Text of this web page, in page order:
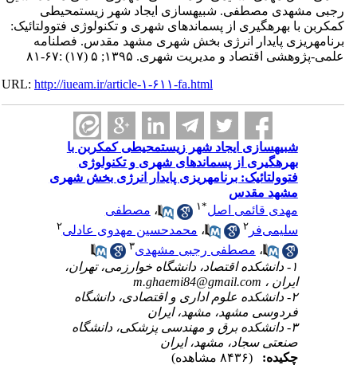
رجبی مشهدی مصطفی. شبیه‎سازی ایجاد شهر زیست‎محیطی
کم‎کربن با بهره‎گیری از پسماندهای شهری و تکنولوژی فتوولتائیک:
برنامه‎ریزی پایدار انرژی بخش شهری مشهد مقدس. فصلنامه
علمی-پژوهشی اقتصاد و مدیریت شهری. ۱۳۹۵; ۵ (۱۷) :۶۷-۸۱
URL:http://iueam.ir/article-۱-۶۱۱-fa.html
شبیه‎سازی ایجاد شهر زیست‎محیطی کم‎کربن با
بهره‎گیری از پسماندهای شهری و تکنولوژی
فتوولتائیک: برنامه‎ریزی پایدار انرژی بخش شهری
مشهد مقدس
مهدی قائمی اصل* ۱ ،مصطفی
سلیمی‌فر۲ ،محمدحسین مهدوی عادلی
،مصطفی رجبی مشهدی
۱- دانشکده اقتصاد، دانشگاه خوارزمی، تهران،
ایران ، m.ghaemi84@gmail.com
۲- دانشکده علوم اداری و اقتصادی، دانشگاه
فردوسی مشهد، مشهد، ایران
۳- دانشکده برق و مهندسی پزشکی، دانشگاه
صنعتی سجاد، مشهد، ایران
چکیده: